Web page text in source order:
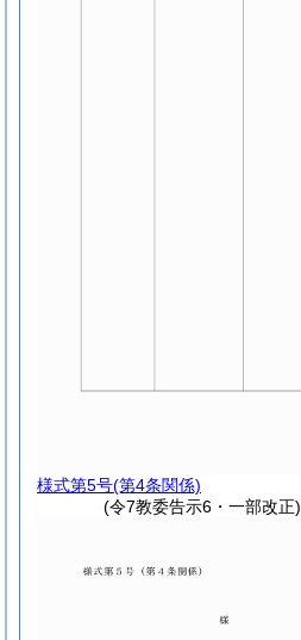
様式第5号(第4条関係)
(令7教委告示6・一部改正)